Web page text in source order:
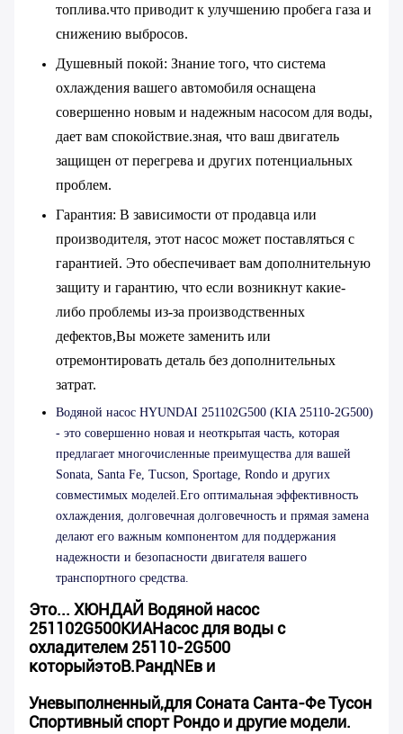
топлива.что приводит к улучшению пробега газа и
снижению выбросов.
Душевный покой: Знание того, что система
охлаждения вашего автомобиля оснащена
совершенно новым и надежным насосом для воды,
дает вам спокойствие.зная, что ваш двигатель
защищен от перегрева и других потенциальных
проблем.
Гарантия: В зависимости от продавца или
производителя, этот насос может поставляться с
гарантией. Это обеспечивает вам дополнительную
защиту и гарантию, что если возникнут какие-
либо проблемы из-за производственных
дефектов,Вы можете заменить или
отремонтировать деталь без дополнительных
затрат.
Водяной насос HYUNDAI 251102G500 (KIA 25110-2G500)
- это совершенно новая и неоткрытая часть, которая
предлагает многочисленные преимущества для вашей
Sonata, Santa Fe, Tucson, Sportage, Rondo и других
совместимых моделей.Его оптимальная эффективность
охлаждения, долговечная долговечность и прямая замена
делают его важным компонентом для поддержания
надежности и безопасности двигателя вашего
транспортного средства.
Это... ХЮНДАЙ Водяной насос
251102G500КИАНасос для воды с
охладителем 25110-2G500
которыйэтоВ.РандNЕв и
Уневыполненный,для Соната Санта-Фе Тусон
Спортивный спорт Рондо и другие модели.